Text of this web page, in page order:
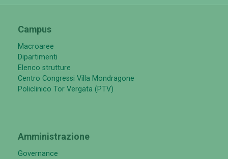
Campus
Macroaree
Dipartimenti
Elenco strutture
Centro Congressi Villa Mondragone
Policlinico Tor Vergata (PTV)
Amministrazione
Governance